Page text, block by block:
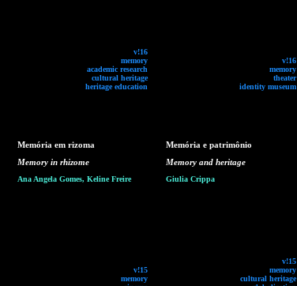
v!16
memory
academic research
cultural heritage
heritage education
v!16
memory
theater
identity museum
Memória em rizoma
Memory in rhizome
Ana Angela Gomes, Keline Freire
v!15
memory
Memória e patrimônio
Memory and heritage
Giulia Crippa
v!15
memory
cultural heritage